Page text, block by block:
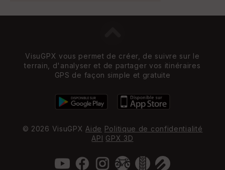
VisuGPX vous permet de créer, de suivre sur le
terrain, d'analyser et de partager vos itinéraires
GPS de façon simple et gratuite
© 2026 VisuGPX Aide Politique de confidentialité
API GPX 3D